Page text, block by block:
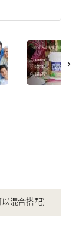
混合搭配)